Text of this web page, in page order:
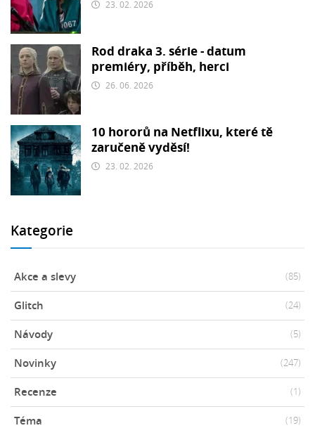
23. 02. 2026
Rod draka 3. série - datum
premiéry, příběh, herci
26. 06. 2026
10 hororů na Netflixu, které tě
zaručeně vyděsí!
23. 02. 2026
Kategorie
Akce a slevy (85)
Glitch (24)
Návody (5)
Novinky (247)
Recenze (1)
Téma (19)